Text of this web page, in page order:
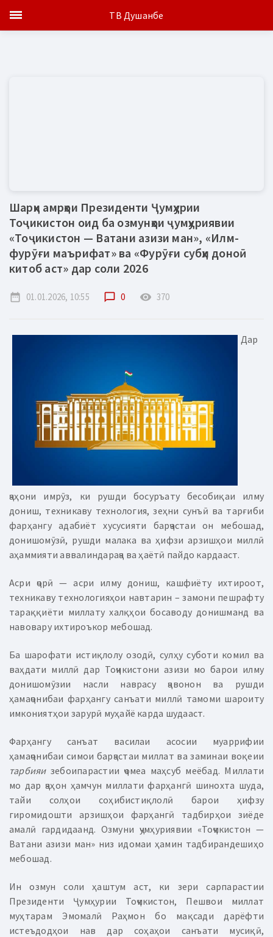
Шарҳи амрҳои Президенти Ҷумҳурии
Тоҷикистон оид ба озмунҳои ҷумҳуриявии
«Тоҷикистон — Ватани азизи ман», «Илм-
фурӯғи маърифат» ва «Фурӯғи субҳи доноӣ
китоб аст» дар соли 2026
date_range 01.01.2026, 10:55 chat_bubble_outline 0 remove_red_eye 370
Дар
ҷаҳони имрӯз, ки рушди босуръату бесобиқаи илму
дониш, техникаву технология, зеҳни сунъӣ ва тарғиби
фарҳангу адабиёт хусусияти барҷастаи он мебошад,
донишомӯзӣ, рушди малака ва ҳифзи арзишҳои миллӣ
аҳаммияти аввалиндараҷа ва ҳаётӣ пайдо кардааст.
Асри ҷорӣ — асри илму дониш, кашфиёту ихтироот,
техникаву технологияҳои навтарин – замони пешрафту
тараққиёти миллату халқҳои босаводу донишманд ва
навовару ихтироъкор мебошад.
Ба шарофати истиқлолу озодӣ, сулҳу суботи комил ва
ваҳдати миллӣ дар Тоҷикистони азизи мо барои илму
донишомӯзии насли наврасу ҷавонон ва рушди
ҳамаҷонибаи фарҳангу санъати миллӣ тамоми шароиту
имкониятҳои зарурӣ муҳайё карда шудааст.
Фарҳангу санъат василаи асосии муаррифии
ҳамаҷонибаи симои барҷастаи миллат ва заминаи воқеии
тарбияизебоипарастии ҷомеа маҳсуб меёбад. Миллати
мо дар ҷаҳон ҳамчун миллати фарҳангӣ шинохта шуда,
тайи солҳои соҳибистиқлолӣ барои ҳифзу
гиромидошти арзишҳои фарҳангӣ тадбирҳои зиёде
амалӣ гардидаанд. Озмуни ҷумҳуриявии «Тоҷикистон —
Ватани азизи ман» низ идомаи ҳамин тадбирандешиҳо
мебошад.
Ин озмун соли ҳаштум аст, ки зери сарпарастии
Президенти Ҷумҳурии Тоҷикистон, Пешвои миллат
муҳтарам Эмомалӣ Раҳмон бо мақсади дарёфти
истеъдодҳои нав дар соҳаҳои санъати мусиқӣ,
ТВ Душанбе